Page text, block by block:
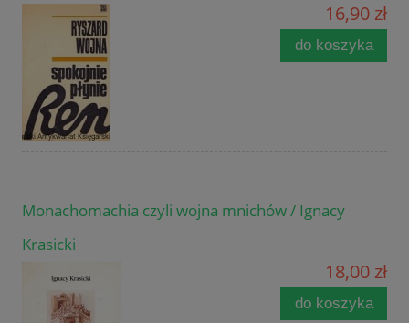
16,90 zł
do koszyka
Monachomachia czyli wojna mnichów / Ignacy
Krasicki
18,00 zł
do koszyka